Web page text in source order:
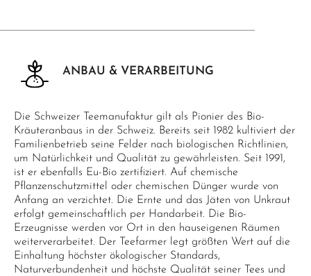
ANBAU & VERARBEITUNG
Die Schweizer Teemanufaktur gilt als Pionier des Bio-
Kräuteranbaus in der Schweiz. Bereits seit 1982 kultiviert der
Familienbetrieb seine Felder nach biologischen Richtlinien,
um Natürlichkeit und Qualität zu gewährleisten. Seit 1991,
ist er ebenfalls Eu-Bio zertifiziert. Auf chemische
Pflanzenschutzmittel oder chemischen Dünger wurde von
Anfang an verzichtet. Die Ernte und das Jäten von Unkraut
erfolgt gemeinschaftlich per Handarbeit. Die Bio-
Erzeugnisse werden vor Ort in den hauseigenen Räumen
weiterverarbeitet. Der Teefarmer legt größten Wert auf die
Einhaltung höchster ökologischer Standards,
Naturverbundenheit und höchste Qualität seiner Tees und